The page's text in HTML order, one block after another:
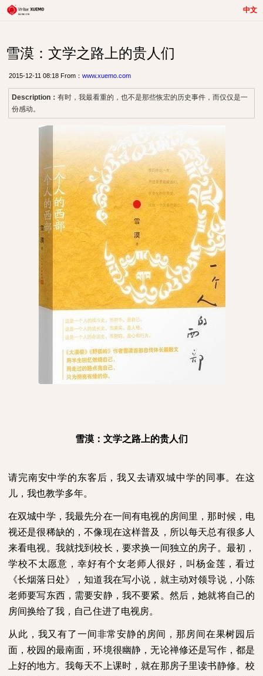
中文
雪漠：文学之路上的贵人们
2015-12-11 08:18 From： www.xuemo.com
Description： 有时，我最看重的，也不是那些恢宏的历史事件，而仅仅是一
份感动。
雪漠：文学之路上的贵人们
请完南安中学的东客后，我又去请双城中学的同事。在这
儿，我也教学多年。
在双城中学，我最先分在一间有电视的房间里，那时候，电
视还是很稀缺的，不像现在这样普及，所以每天总有很多人
来看电视。我就找到校长，要求换一间独立的房子。最初，
学校不太愿意，幸好有个女老师人很好，叫杨金莲，看过
《长烟落日处》，知道我在写小说，就主动对领导说，小陈
老师要写东西，需要安静，我不要紧。然后，她就将自己的
房间换给了我，自己住进了电视房。
从此，我又有了一间非常安静的房间，那房间在果树园后
面，校园的最南面，环境很幽静，无论禅修还是写作，都是
上好的地方。我每天不上课时，就在那房子里读书静修。校